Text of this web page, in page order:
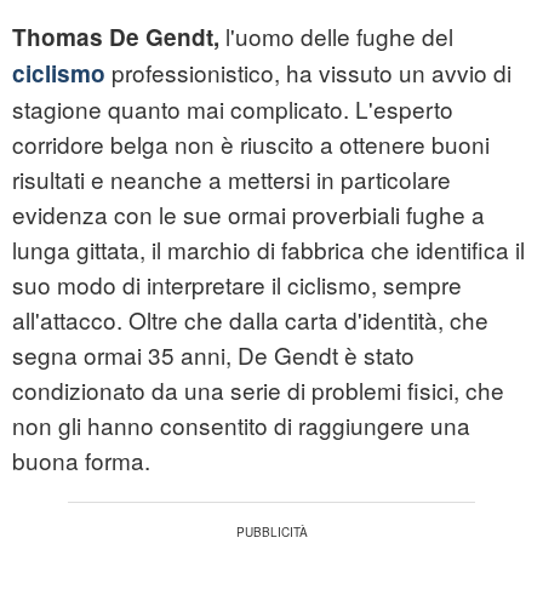
Thomas De Gendt, l'uomo delle fughe del
ciclismo professionistico, ha vissuto un avvio di
stagione quanto mai complicato. L'esperto
corridore belga non è riuscito a ottenere buoni
risultati e neanche a mettersi in particolare
evidenza con le sue ormai proverbiali fughe a
lunga gittata, il marchio di fabbrica che identifica il
suo modo di interpretare il ciclismo, sempre
all'attacco. Oltre che dalla carta d'identità, che
segna ormai 35 anni, De Gendt è stato
condizionato da una serie di problemi fisici, che
non gli hanno consentito di raggiungere una
buona forma.